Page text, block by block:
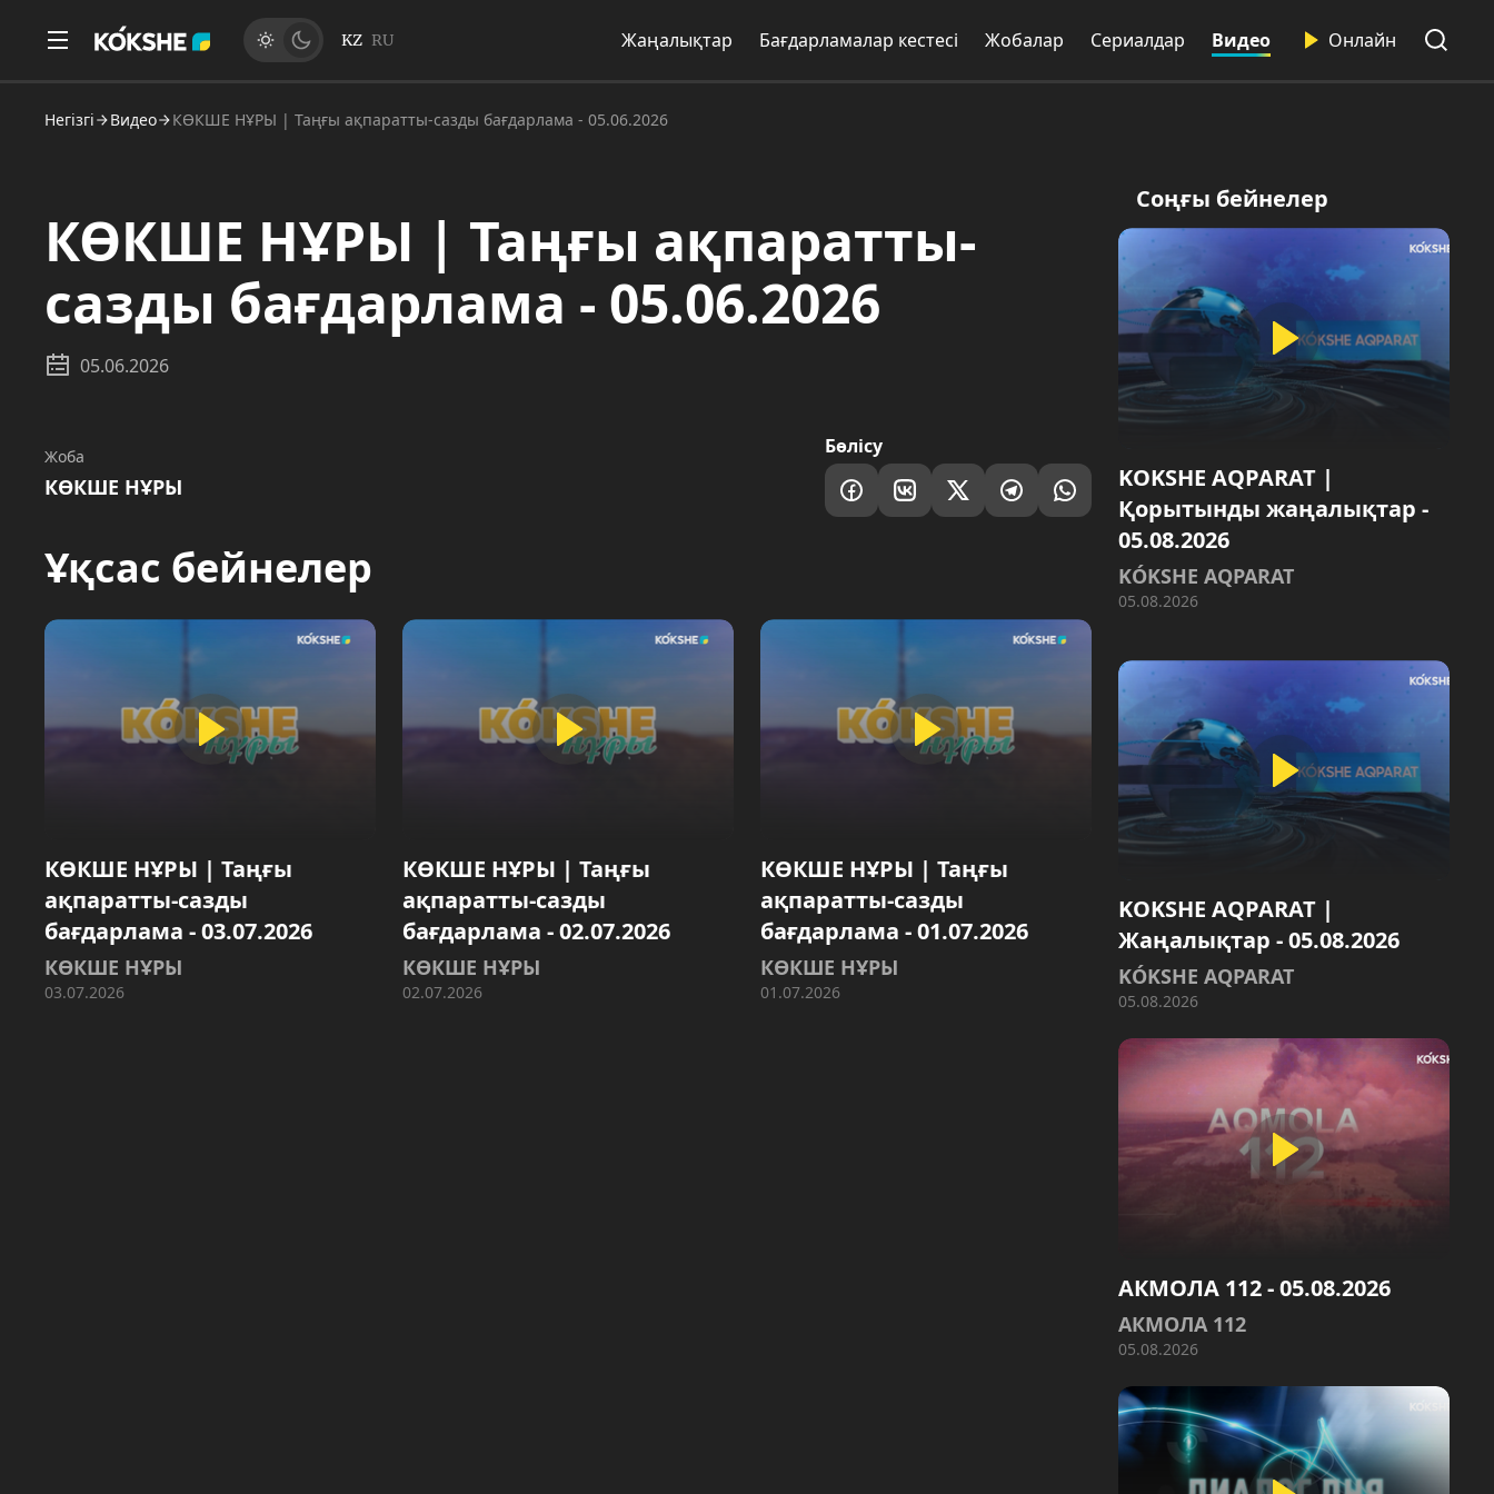
KZ RU Жаңалықтар Бағдарламалар кестесі Жобалар Сериалдар Видео Онлайн
Негізгі Видео КӨКШЕ НҰРЫ | Таңғы ақпаратты-сазды бағдарлама - 05.06.2026
КӨКШЕ НҰРЫ | Таңғы ақпаратты-
сазды бағдарлама - 05.06.2026
05.06.2026
Жоба
КӨКШЕ НҰРЫ
Бөлісу
Ұқсас бейнелер
КӨКШЕ НҰРЫ | Таңғы
ақпаратты-сазды
бағдарлама - 03.07.2026
КӨКШЕ НҰРЫ
03.07.2026
КӨКШЕ НҰРЫ | Таңғы
ақпаратты-сазды
бағдарлама - 02.07.2026
КӨКШЕ НҰРЫ
02.07.2026
КӨКШЕ НҰРЫ | Таңғы
ақпаратты-сазды
бағдарлама - 01.07.2026
КӨКШЕ НҰРЫ
01.07.2026
Соңғы бейнелер
KOKSHE AQPARAT |
Қорытынды жаңалықтар -
05.08.2026
KÓKSHE AQPARAT
05.08.2026
KOKSHE AQPARAT |
Жаңалықтар - 05.08.2026
KÓKSHE AQPARAT
05.08.2026
АКМОЛА 112 - 05.08.2026
АКМОЛА 112
05.08.2026